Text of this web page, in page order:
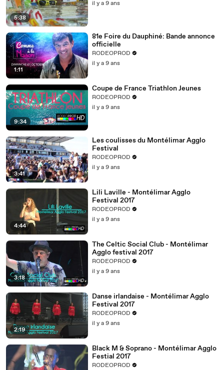
5:38
il y a 9 ans
1:11
81e Foire du Dauphiné: Bande annonce
officielle
RODEOPROD
il y a 9 ans
9:34
Coupe de France Triathlon Jeunes
RODEOPROD
il y a 9 ans
3:41
Les coulisses du Montélimar Agglo
Festival
RODEOPROD
il y a 9 ans
4:44
Lili Laville - Montélimar Agglo
Festival 2017
RODEOPROD
il y a 9 ans
3:18
The Celtic Social Club - Montélimar
Agglo festival 2017
RODEOPROD
il y a 9 ans
2:19
Danse irlandaise - Montélimar Agglo
Festival 2017
RODEOPROD
il y a 9 ans
Black M & Soprano - Montélimar Agglo
Festial 2017
RODEOPROD